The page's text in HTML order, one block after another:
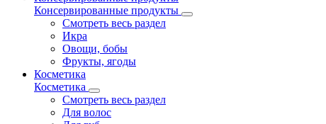
Консервированные продукты
Смотреть весь раздел
Икра
Овощи, бобы
Фрукты, ягоды
Косметика
Косметика
Смотреть весь раздел
Для волос